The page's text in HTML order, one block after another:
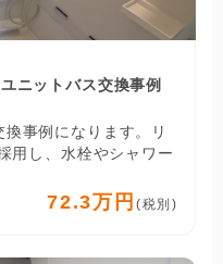
ニットバス交換事例
事例になります。リ
用し、水栓やシャワー
72.3万円 (税別)